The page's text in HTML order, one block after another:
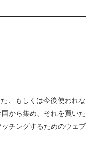
、もしくは今後使われな
から集め、それを買いた
チングするためのウェブ